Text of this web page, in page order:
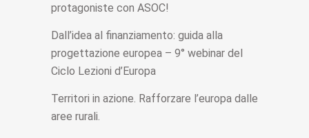
protagoniste con ASOC!
Dall’idea al finanziamento: guida alla
progettazione europea – 9° webinar del
Ciclo Lezioni d’Europa
Territori in azione. Rafforzare l’europa dalle
aree rurali.